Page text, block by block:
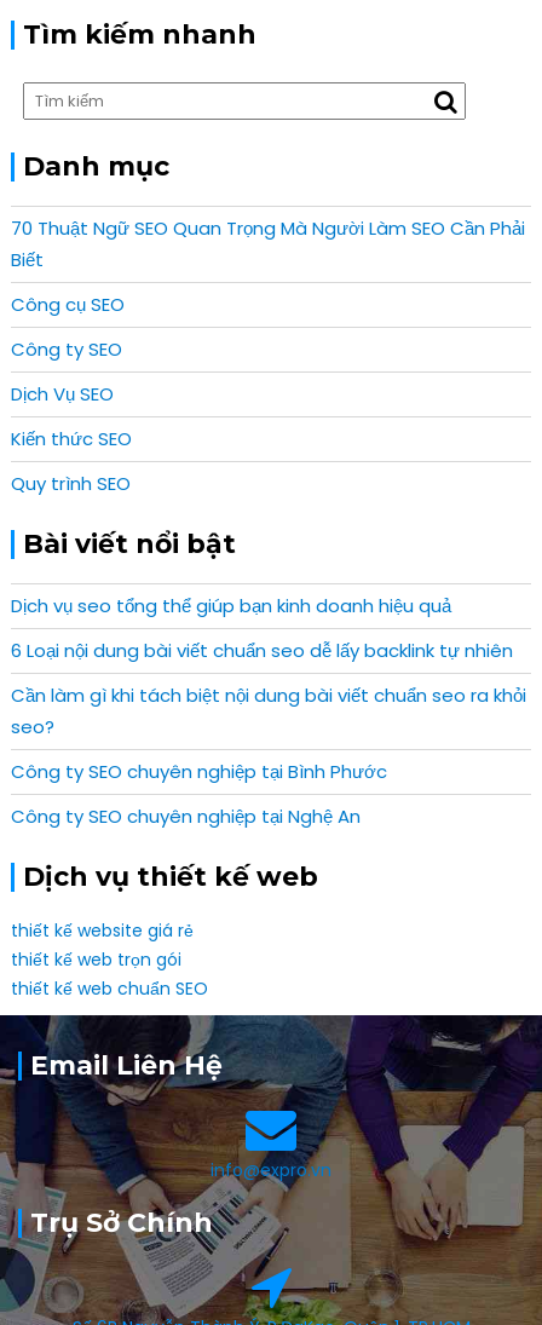
Tìm kiếm nhanh
Danh mục
70 Thuật Ngữ SEO Quan Trọng Mà Người Làm SEO Cần Phải
Biết
Công cụ SEO
Công ty SEO
Dịch Vụ SEO
Kiến thức SEO
Quy trình SEO
Bài viết nổi bật
Dịch vụ seo tổng thể giúp bạn kinh doanh hiệu quả
6 Loại nội dung bài viết chuẩn seo dễ lấy backlink tự nhiên
Cần làm gì khi tách biệt nội dung bài viết chuẩn seo ra khỏi
seo?
Công ty SEO chuyên nghiệp tại Bình Phước
Công ty SEO chuyên nghiệp tại Nghệ An
Dịch vụ thiết kế web
thiết kế website giá rẻ
thiết kế web trọn gói
thiết kế web chuẩn SEO
Email Liên Hệ
info@expro.vn
Trụ Sở Chính